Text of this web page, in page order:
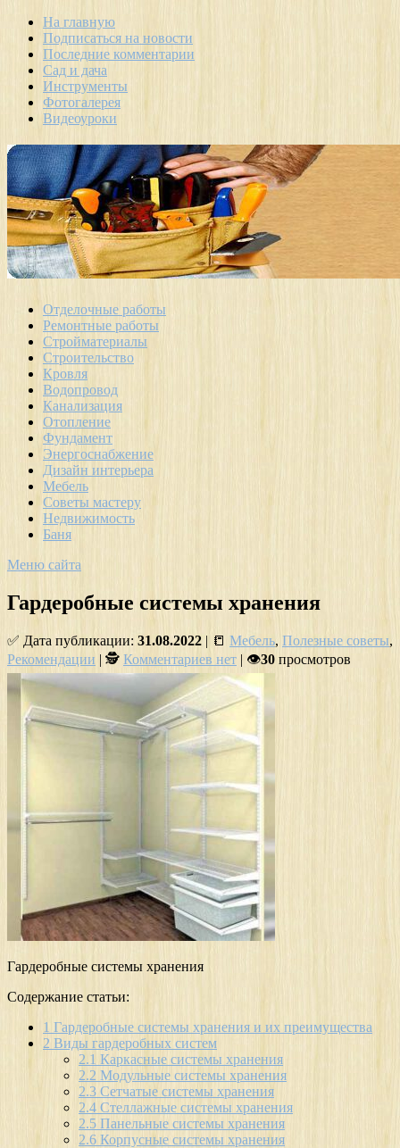
На главную
Подписаться на новости
Последние комментарии
Сад и дача
Инструменты
Фотогалерея
Видеоуроки
Отделочные работы
Ремонтные работы
Стройматериалы
Строительство
Кровля
Водопровод
Канализация
Отопление
Фундамент
Энергоснабжение
Дизайн интерьера
Мебель
Советы мастеру
Недвижимость
Баня
Меню сайта
Гардеробные системы хранения
✅ Дата публикации: 31.08.2022 | 📒 Мебель, Полезные советы,
Рекомендации | 🕵 Комментариев нет | 👁30 просмотров
Гардеробные системы хранения
Содержание статьи:
1 Гардеробные системы хранения и их преимущества
2 Виды гардеробных систем
2.1 Каркасные системы хранения
2.2 Модульные системы хранения
2.3 Сетчатые системы хранения
2.4 Стеллажные системы хранения
2.5 Панельные системы хранения
2.6 Корпусные системы хранения